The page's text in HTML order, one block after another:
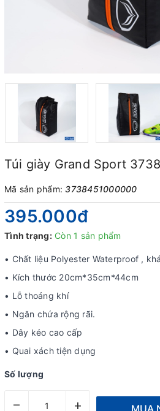
Túi giày Grand Sport
Mã sản phẩm:3738451000000
395.000₫
Tình trạng: Còn 1 sản phẩm
• Chất liệu Polyester Waterproof ,
• Kích thước 20cm*35cm*44cm
• Lỗ thoáng khí
• Ngăn chứa rộng rãi.
• Dây kéo cao cấp
• Quai xách tiện dụng
Số lượng
– + MUA